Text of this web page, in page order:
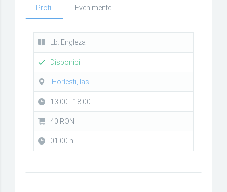
Profil Evenimente
Lb. Engleza
Disponibil
Horlesti, Iasi
13:00 - 18:00
40 RON
01:00 h